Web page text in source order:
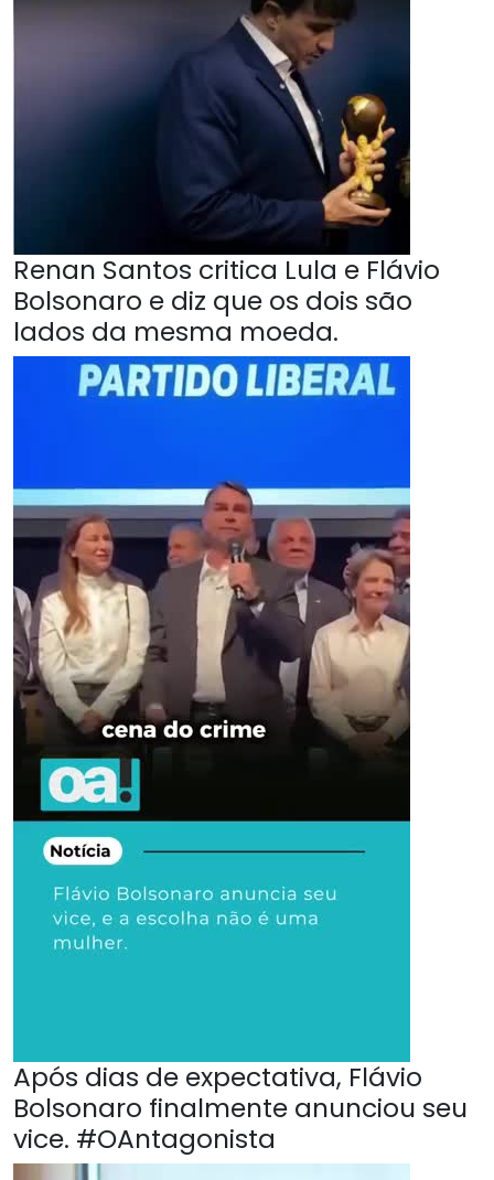
Renan Santos critica Lula e Flávio
Bolsonaro e diz que os dois são
lados da mesma moeda.
Após dias de expectativa, Flávio
Bolsonaro finalmente anunciou seu
vice. #OAntagonista